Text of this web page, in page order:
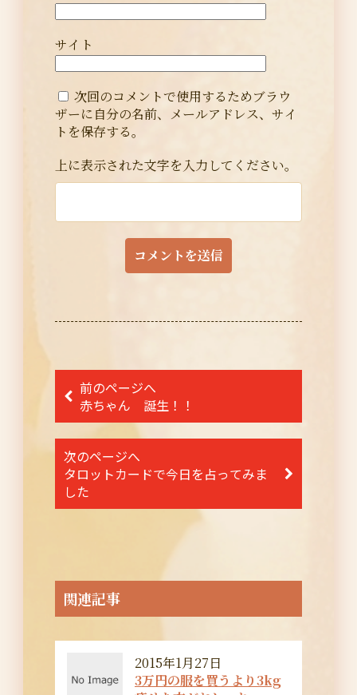
サイト
次回のコメントで使用するためブラウ
ザーに自分の名前、メールアドレス、サイ
トを保存する。
上に表示された文字を入力してください。
稿
ナ
ビ
ゲ
ー
シ
前のページへ
赤ちゃん 誕生！！
次のページへ
タロットカードで今日を占ってみま
した
関連記事
2015年1月27日
3万円の服を買うより3kg